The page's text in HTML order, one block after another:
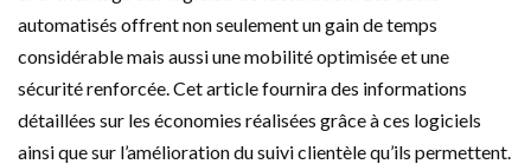
automatisés offrent non seulement un gain de temps
considérable mais aussi une mobilité optimisée et une
sécurité renforcée. Cet article fournira des informations
détaillées sur les économies réalisées grâce à ces logiciels
ainsi que sur l’amélioration du suivi clientèle qu’ils permettent.